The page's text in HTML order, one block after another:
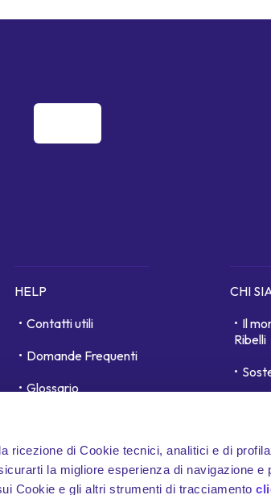
ricezione di Cookie tecnici, analitici e di
la migliore esperienza di navigazione e
Cookie e gli altri strumenti di tracciamento
HELP
Contatti utili
Domande Frequenti
Glossario
Whistleblowing
Accessibilità
CHI
Il
Ribelli